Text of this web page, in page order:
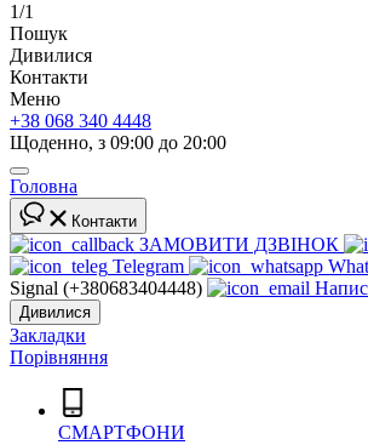
1/1
Пошук
Дивилися
Контакти
Меню
+38 068 340 4448
Щоденно, з 09:00 до 20:00
Головна
Контакти
ЗАМОВИТИ ДЗВІНОК
Telegram
Signal (+380683404448)
Дивилися
Закладки
Порівняння
СМАРТФОНИ